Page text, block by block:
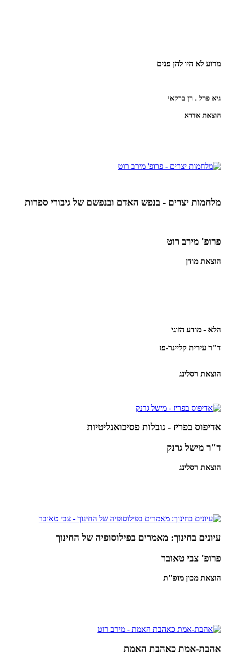
מדוע לא היו להן פנים
גיא פרל . רן ברקאי
הוצאת אדרא
מלחמות יצרים - בנפש האדם ובנפשם של גיבורי ספרות
פרופ' מירב רוט
הוצאת מודן
הלא - מודע הזוגי
ד"ר עירית קליינר-פז
הוצאת רסלינג
אדיפוס בפריז - נובלות פסיכואנליטיות
ד"ר מישל גרנק
הוצאת רסלינג
עיונים בחינוך: מאמרים בפילוסופיה של החינוך
פרופ' צבי טאובר
הוצאת מכון מופ"ת
אהבת-אמת כאהבת האמת